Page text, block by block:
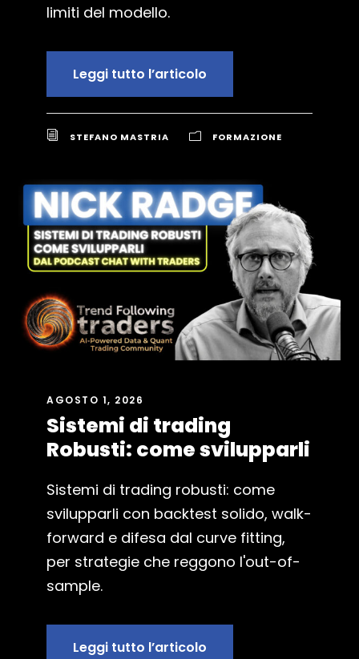
limiti del modello.
Leggi tutto l’articolo
STEFANO MASTRIA FORMAZIONE
AGOSTO 1, 2026
Sistemi di trading
Robusti: come svilupparli
Sistemi di trading robusti: come
svilupparli con backtest solido, walk-
forward e difesa dal curve fitting,
per strategie che reggono l'out-of-
sample.
Leggi tutto l’articolo